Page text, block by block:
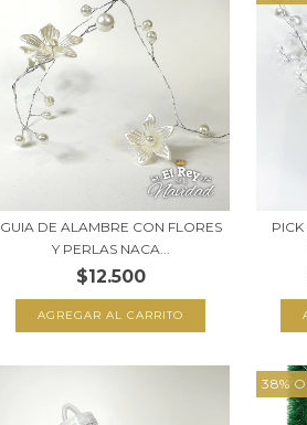
GUIA DE ALAMBRE CON FLORES
Y PERLAS NACA...
$12.500
38%